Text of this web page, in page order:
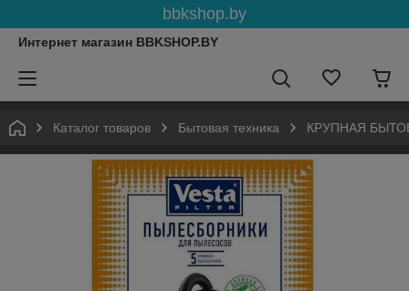
bbkshop.by
Интернет магазин BBKSHOP.BY
Каталог товаров Бытовая техника КРУПНАЯ